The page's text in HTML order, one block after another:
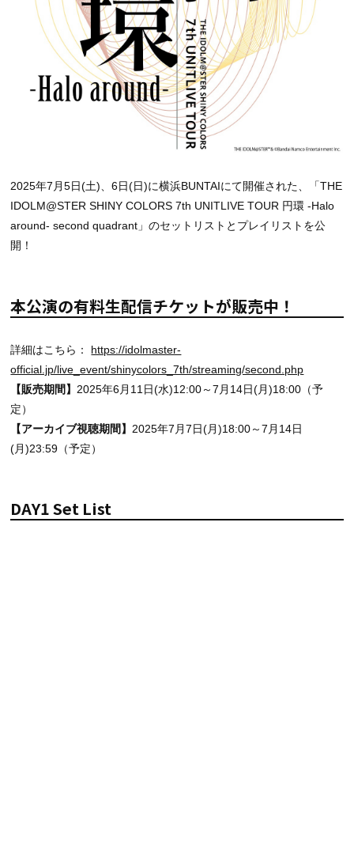
2025年7月5日(土)、6日(日)に横浜BUNTAIにて開催された、「THE
IDOLM@STER SHINY COLORS 7th UNITLIVE TOUR 円環 -Halo
around- second quadrant」のセットリストとプレイリストを公
開！
本公演の有料生配信チケットが販売中！
詳細はこちら： https://idolmaster-
official.jp/live_event/shinycolors_7th/streaming/second.php
【販売期間】 2025年6月11日(水)12:00～7月14日(月)18:00（予
定）
【アーカイブ視聴期間】 2025年7月7日(月)18:00～7月14日
(月)23:59（予定）
DAY1 Set List